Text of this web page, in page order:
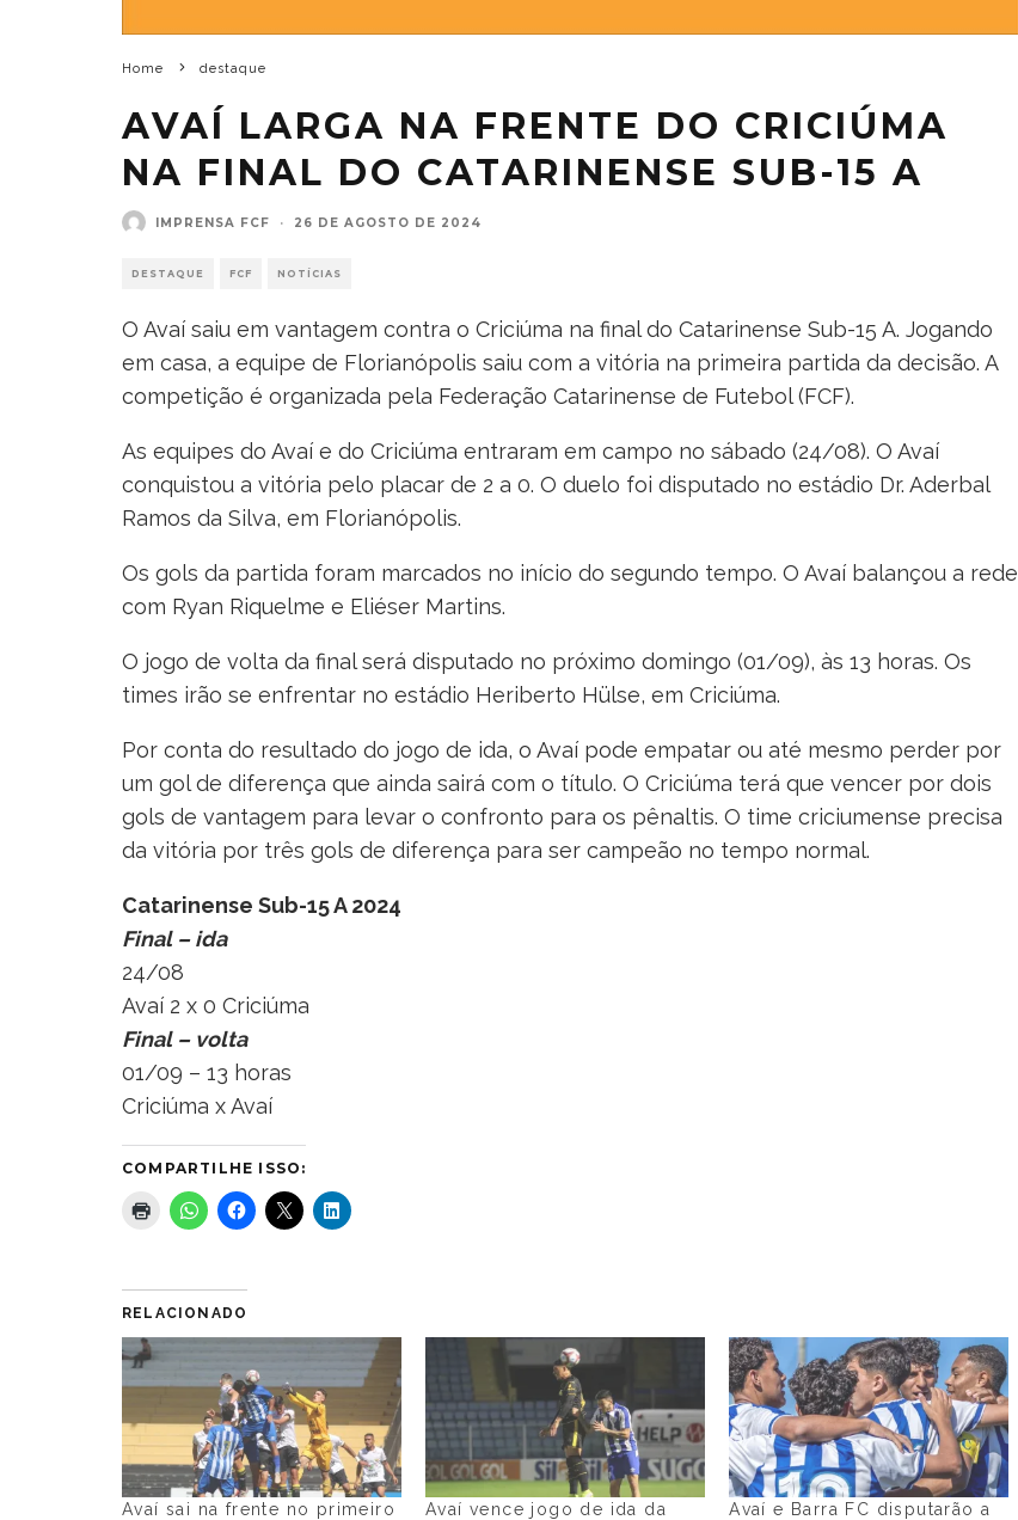
Home destaque
AVAÍ LARGA NA FRENTE DO CRICIÚMA
NA FINAL DO CATARINENSE SUB-15 A
IMPRENSA FCF · 26 DE AGOSTO DE 2024
DESTAQUE FCF NOTÍCIAS
O Avaí saiu em vantagem contra o Criciúma na final do Catarinense Sub-15 A. Jogando
em casa, a equipe de Florianópolis saiu com a vitória na primeira partida da decisão. A
competição é organizada pela Federação Catarinense de Futebol (FCF).
As equipes do Avaí e do Criciúma entraram em campo no sábado (24/08). O Avaí
conquistou a vitória pelo placar de 2 a 0. O duelo foi disputado no estádio Dr. Aderbal
Ramos da Silva, em Florianópolis.
Os gols da partida foram marcados no início do segundo tempo. O Avaí balançou a rede
com Ryan Riquelme e Eliéser Martins.
O jogo de volta da final será disputado no próximo domingo (01/09), às 13 horas. Os
times irão se enfrentar no estádio Heriberto Hülse, em Criciúma.
Por conta do resultado do jogo de ida, o Avaí pode empatar ou até mesmo perder por
um gol de diferença que ainda sairá com o título. O Criciúma terá que vencer por dois
gols de vantagem para levar o confronto para os pênaltis. O time criciumense precisa
da vitória por três gols de diferença para ser campeão no tempo normal.
Catarinense Sub-15 A 2024
Final – ida
24/08
Avaí 2 x 0 Criciúma
Final – volta
01/09 – 13 horas
Criciúma x Avaí
COMPARTILHE ISSO:
RELACIONADO
Avaí sai na frente no primeiro
Avaí vence jogo de ida da
Avaí e Barra FC disputarão a